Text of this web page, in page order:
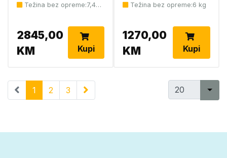
cm³Težina bez opreme:7,4
2845,00
KM
Kupi
cm3
Težina bez opreme:6 kg
1270,00
KM
Kupi
1 2 3